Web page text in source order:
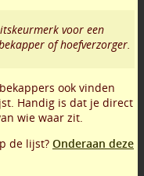
voor een
of hoefverzorger.
ook vinden
Handig is dat je direct
wie waar zit.
de lijst? Onderaan deze